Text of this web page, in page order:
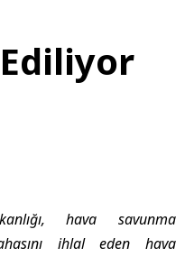
hava savunma
ihlal eden hava